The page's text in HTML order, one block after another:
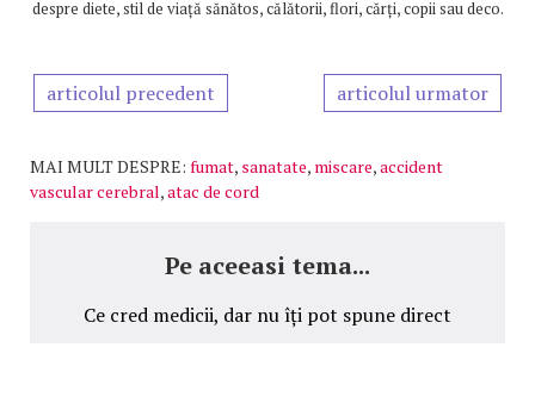
despre diete, stil de viață sănătos, călătorii, flori, cărți, copii sau deco.
articolul precedent articolul urmator
MAI MULT DESPRE: fumat, sanatate, miscare,accident
vascular cerebral,atac de cord
Pe aceeasi tema...
Ce cred medicii, dar nu îți pot spune direct